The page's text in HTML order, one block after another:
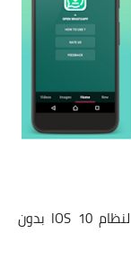
تثبيت الواتس اب للايباد IPAD لنظام IOS 10 بدون